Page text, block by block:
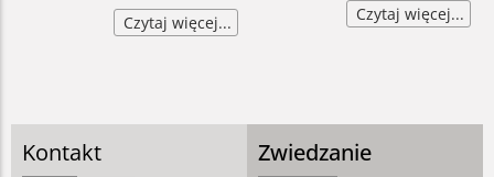
Czytaj więcej...
Czytaj więcej...
Kontakt
Zwiedzanie